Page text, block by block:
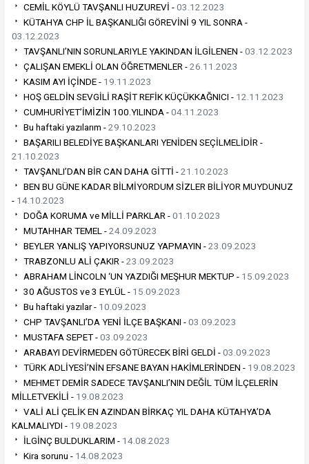
CEMİL KÖYLÜ TAVŞANLI HUZUREVİ -03.12.2023
KÜTAHYA CHP İL BAŞKANLIĞI GÖREVİNİ 9 YIL SONRA -
03.12.2023
TAVŞANLI’NIN SORUNLARIYLE YAKINDAN İLGİLENEN -03.12.2023
ÇALIŞAN EMEKLİ OLAN ÖĞRETMENLER -26.11.2023
KASIM AYI İÇİNDE - 19.11.2023
HOŞ GELDİN SEVGİLİ RAŞİT REFİK KÜÇÜKKAĞNICI - 12.11.2023
CUMHURİYET’İMİZİN 100.YILINDA -04.11.2023
Bu haftaki yazılarım -29.10.2023
BAŞARILI BELEDİYE BAŞKANLARI YENİDEN SEÇİLMELİDİR -
21.10.2023
TAVŞANLI’DAN BİR CAN DAHA GİTTİ -21.10.2023
BEN BU GÜNE KADAR BİLMİYORDUM SİZLER BİLİYOR MUYDUNUZ
- 14.10.2023
DOĞA KORUMA ve MİLLİ PARKLAR -01.10.2023
MUTAHHAR TEMEL -24.09.2023
BEYLER YANLIŞ YAPIYORSUNUZ YAPMAYIN -23.09.2023
TRABZONLU ALİ ÇAKIR -23.09.2023
ABRAHAM LİNCOLN ‘UN YAZDIĞI MEŞHUR MEKTUP - 15.09.2023
30 AĞUSTOS ve 3 EYLÜL - 15.09.2023
Bu haftaki yazılar - 10.09.2023
CHP TAVŞANLI’DA YENİ İLÇE BAŞKANI -03.09.2023
MUSTAFA SEPET -03.09.2023
ARABAYI DEVİRMEDEN GÖTÜRECEK BİRİ GELDİ -03.09.2023
TÜRK ADLİYESİ’NİN EFSANE BAYAN HAKİMLERİNDEN - 19.08.2023
MEHMET DEMİR SADECE TAVŞANLI’NIN DEĞİL TÜM İLÇELERİN
MİLLETVEKİLİ - 19.08.2023
VALİ ALİ ÇELİK EN AZINDAN BİRKAÇ YIL DAHA KÜTAHYA’DA
KALMALIYDI - 19.08.2023
İLGİNÇ BULDUKLARIM - 14.08.2023
Kira sorunu - 14.08.2023